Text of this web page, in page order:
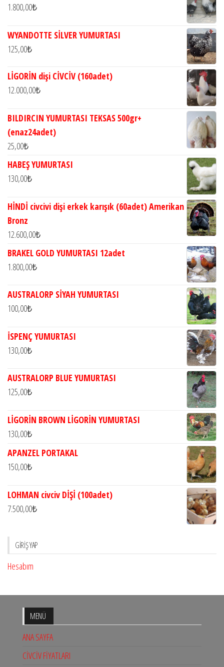
1.800,00₺
WYANDOTTE SİLVER YUMURTASI
125,00₺
LİGORİN dişi CİVCİV (160adet)
12.000,00₺
BILDIRCIN YUMURTASI TEKSAS 500gr+
(enaz24adet)
25,00₺
HABEŞ YUMURTASI
130,00₺
HİNDİ civcivi dişi erkek karışık (60adet) Amerikan
Bronz
12.600,00₺
BRAKEL GOLD YUMURTASI 12adet
1.800,00₺
AUSTRALORP SİYAH YUMURTASI
100,00₺
İSPENÇ YUMURTASI
130,00₺
AUSTRALORP BLUE YUMURTASI
125,00₺
LİGORİN BROWN LİGORİN YUMURTASI
130,00₺
APANZEL PORTAKAL
150,00₺
LOHMAN civciv DİŞİ (100adet)
7.500,00₺
GIRIŞ YAP
Hesabım
MENÜ
ANA SAYFA
CİVCİV FİYATLARI